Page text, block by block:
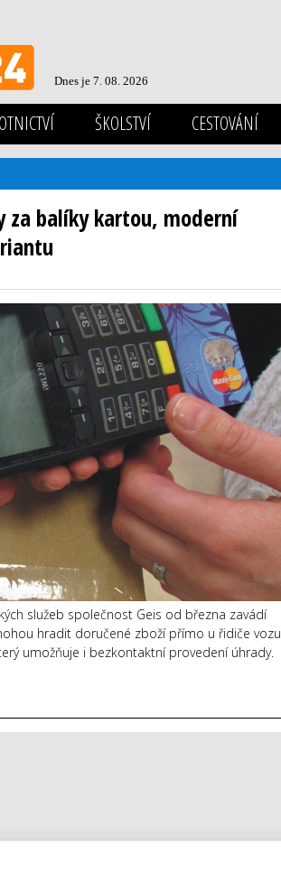
Dnes je 7. 08. 2026
ŠKOLSTVÍ CESTOVÁNÍ
za balíky kartou, moderní
služeb společnost Geis od března zavádí
hradit doručené zboží přímo u řidiče vozu
umožňuje i bezkontaktní provedení úhrady.